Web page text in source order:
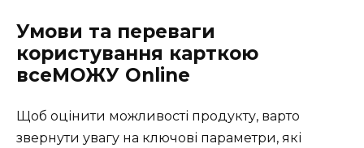
Умови та переваги
користування карткою
всеМОЖУ Online
Щоб оцінити можливості продукту, варто
звернути увагу на ключові параметри, які